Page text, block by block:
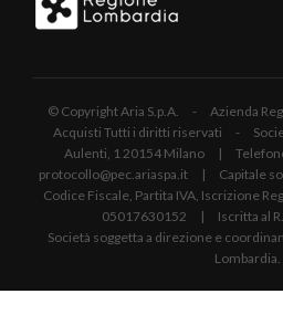
© Copyright Aria S.p.A. - Azienda
Acquisti Tutti i diritti riservati -
Aulenti, 1 20154 Milano |
protocollo@pec.ariaspa.it | Capitale
Codice Fiscale, Partita IVA, Iscrizione
05017630152 | Iscritta al
Società soggetta a direzione e
Lombardia.